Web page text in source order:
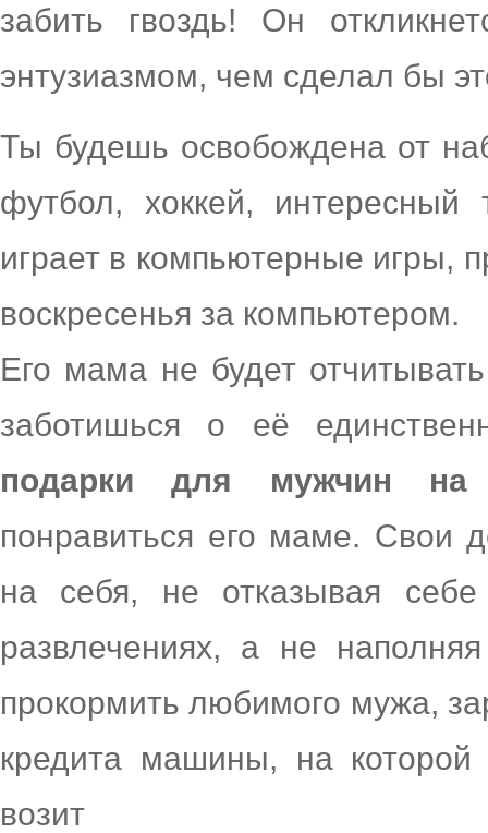
забить гвоздь! Он
энтузиазмом, чем сделал бы
Ты будешь освобождена от
футбол, хоккей,
играет в компьютерные игры,
воскресенья за компьютером.
Его мама не будет
заботишься о её
подарки для мужчин на
понравиться его маме. Свои
на себя, не отказывая
развлечениях, а не
прокормить любимого мужа,
кредита машины, на
возит